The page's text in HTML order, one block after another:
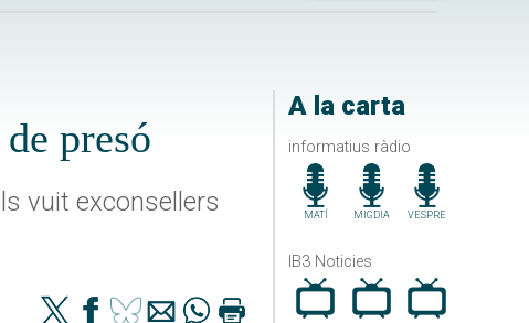
A la carta
informatius ràdio
MATÍ MIGDIA VESPRE
IB3 Noticies
presó
vuit exconsellers